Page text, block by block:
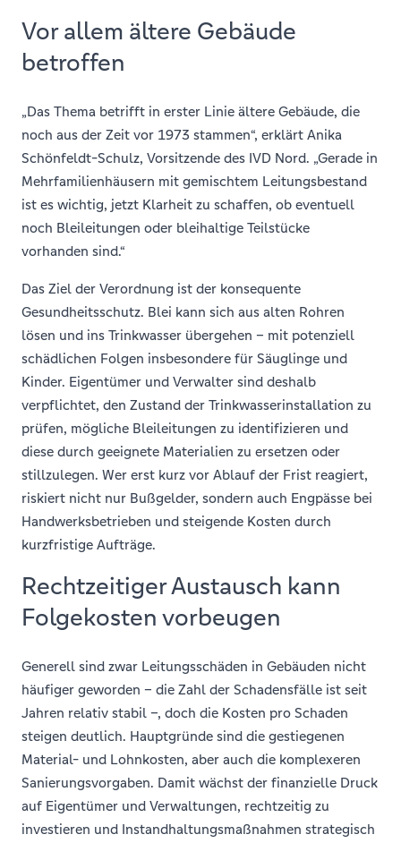
Vor allem ältere Gebäude
betroffen
„Das Thema betrifft in erster Linie ältere Gebäude, die
noch aus der Zeit vor 1973 stammen“, erklärt Anika
Schönfeldt-Schulz, Vorsitzende des IVD Nord. „Gerade in
Mehrfamilienhäusern mit gemischtem Leitungsbestand
ist es wichtig, jetzt Klarheit zu schaffen, ob eventuell
noch Bleileitungen oder bleihaltige Teilstücke
vorhanden sind.“
Das Ziel der Verordnung ist der konsequente
Gesundheitsschutz. Blei kann sich aus alten Rohren
lösen und ins Trinkwasser übergehen – mit potenziell
schädlichen Folgen insbesondere für Säuglinge und
Kinder. Eigentümer und Verwalter sind deshalb
verpflichtet, den Zustand der Trinkwasserinstallation zu
prüfen, mögliche Bleileitungen zu identifizieren und
diese durch geeignete Materialien zu ersetzen oder
stillzulegen. Wer erst kurz vor Ablauf der Frist reagiert,
riskiert nicht nur Bußgelder, sondern auch Engpässe bei
Handwerksbetrieben und steigende Kosten durch
kurzfristige Aufträge.
Rechtzeitiger Austausch kann
Folgekosten vorbeugen
Generell sind zwar Leitungsschäden in Gebäuden nicht
häufiger geworden – die Zahl der Schadensfälle ist seit
Jahren relativ stabil –, doch die Kosten pro Schaden
steigen deutlich. Hauptgründe sind die gestiegenen
Material- und Lohnkosten, aber auch die komplexeren
Sanierungsvorgaben. Damit wächst der finanzielle Druck
auf Eigentümer und Verwaltungen, rechtzeitig zu
investieren und Instandhaltungsmaßnahmen strategisch